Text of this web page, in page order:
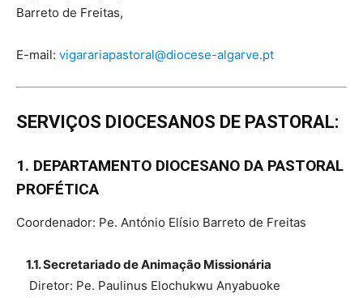
Barreto de Freitas,
E-mail: vigarariapastoral@diocese-algarve.pt
SERVIÇOS DIOCESANOS DE PASTORAL:
1. DEPARTAMENTO DIOCESANO DA PASTORAL
PROFÉTICA
Coordenador: Pe. António Elísio Barreto de Freitas
1.1. Secretariado de Animação Missionária
Diretor: Pe. Paulinus Elochukwu Anyabuoke